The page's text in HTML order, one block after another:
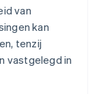
van
kan
tenzij
vastgelegd in